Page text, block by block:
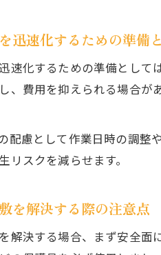
迅速化するための準備
速化するための準備とし
、費用を抑えられる場合が
配慮として作業日時の調整
リスクを減らせます。
を解決する際の注意点
解決する場合、まず安全